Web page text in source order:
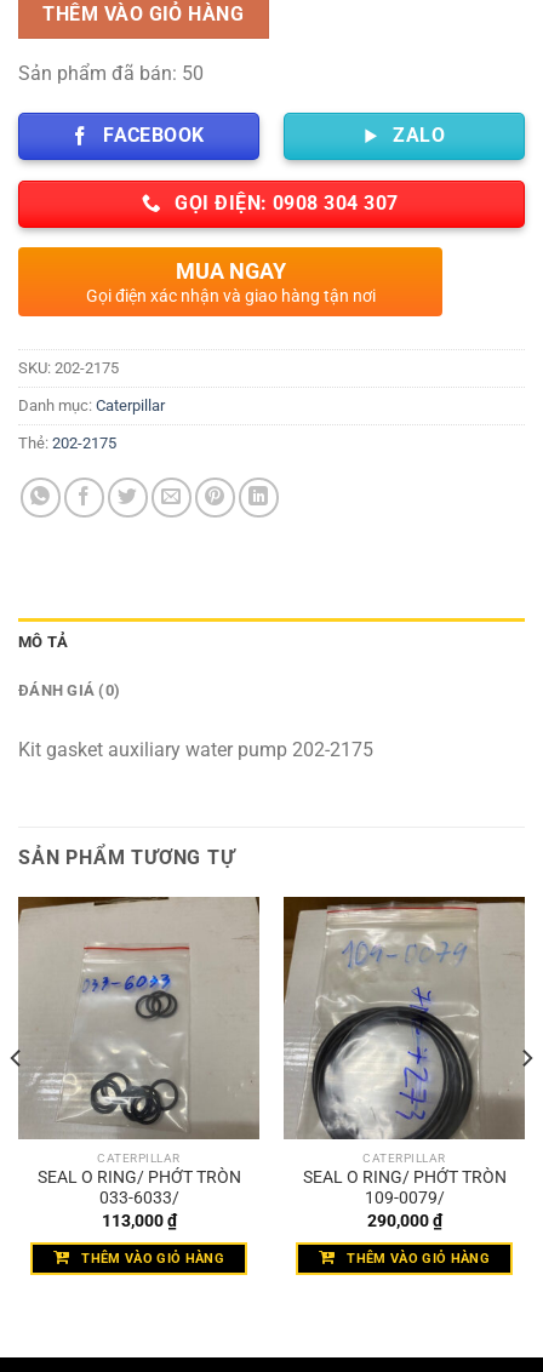
THÊM VÀO GIỎ HÀNG
Sản phẩm đã bán: 50
FACEBOOK ZALO
GỌI ĐIỆN: 0908 304 307
MUA NGAY
Gọi điện xác nhận và giao hàng tận nơi
SKU: 202-2175
Danh mục: Caterpillar
Thẻ: 202-2175
MÔ TẢ
ĐÁNH GIÁ (0)
Kit gasket auxiliary water pump 202-2175
SẢN PHẨM TƯƠNG TỰ
CATERPILLAR
SEAL O RING/ PHỚT TRÒN
033-6033/
113,000₫
THÊM VÀO GIỎ HÀNG
CATERPILLAR
SEAL O RING/ PHỚT TRÒN
109-0079/
290,000₫
THÊM VÀO GIỎ HÀNG